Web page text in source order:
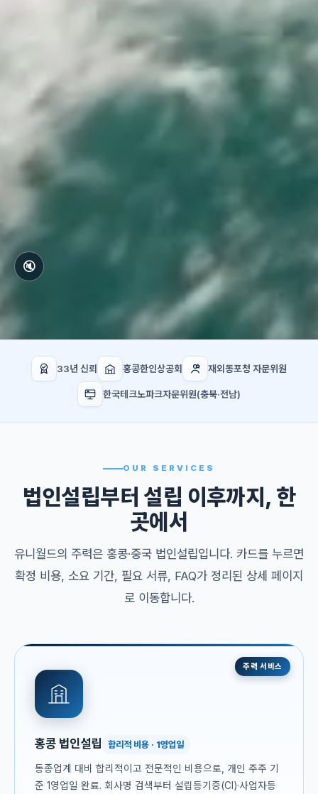
🔇
33년 신뢰 홍콩한인상공회 재외동포청 자문위원
한국테크노파크자문위원(충북·전남)
OUR SERVICES
법인설립부터 설립 이후까지, 한
곳에서
유니월드의 주력은 홍콩·중국 법인설립입니다. 카드를 누르면
확정 비용, 소요 기간, 필요 서류, FAQ가 정리된 상세 페이지
로 이동합니다.
주력 서비스
홍콩 법인설립 합리적 비용 · 1영업일
동종업계 대비 합리적이고 전문적인 비용으로, 개인 주주 기
준 1영업일 완료. 회사명 검색부터 설립등기증(CI)·사업자등